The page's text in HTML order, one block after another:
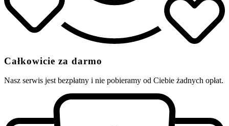
Całkowicie za darmo
Nasz serwis jest bezpłatny i nie pobieramy od Ciebie żadnych opłat.